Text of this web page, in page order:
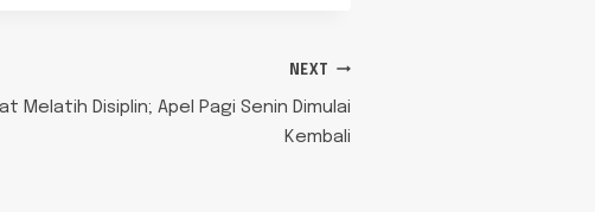
NEXT
Melatih Disiplin; Apel Pagi Senin Dimulai
Kembali